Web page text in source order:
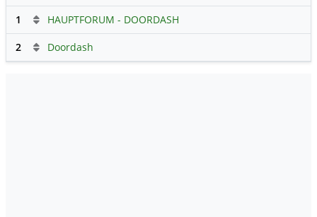
1
HAUPTFORUM - DOORDASH
2 Doordash